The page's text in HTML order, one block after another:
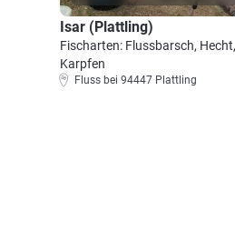
Isar (Plattling)
Fischarten: Flussbarsch,
Karpfen
Fluss bei 94447 Plattling